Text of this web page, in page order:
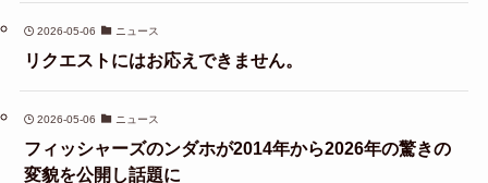
2026-05-06 ニュース
リクエストにはお応えできません。
2026-05-06 ニュース
フィッシャーズのンダホが2014年から2026年の驚きの
変貌を公開し話題に